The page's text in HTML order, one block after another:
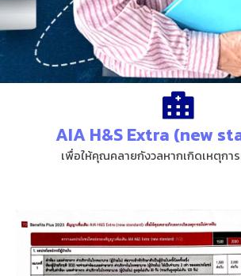
AIA H&S Extra (new
เพื่อให้คุณคลายกังวลหากเกิดเหตุกา